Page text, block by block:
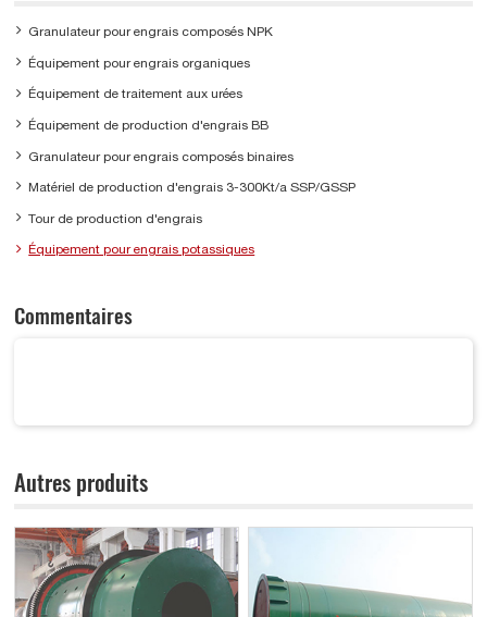
Granulateur pour engrais composés NPK
Équipement pour engrais organiques
Équipement de traitement aux urées
Équipement de production d'engrais BB
Granulateur pour engrais composés binaires
Matériel de production d'engrais 3-300Kt/a SSP/GSSP
Tour de production d'engrais
Équipement pour engrais potassiques
Commentaires
Autres produits